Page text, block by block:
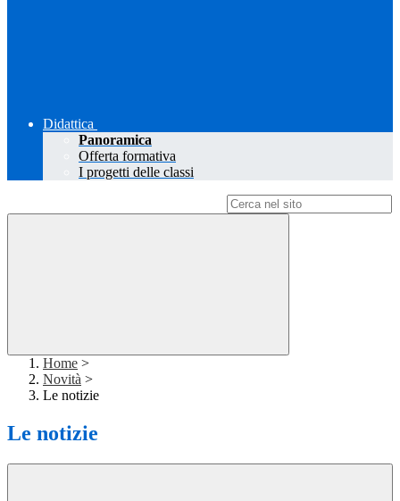
Didattica
Panoramica
Offerta formativa
I progetti delle classi
Home >
Novità >
Le notizie
Le notizie